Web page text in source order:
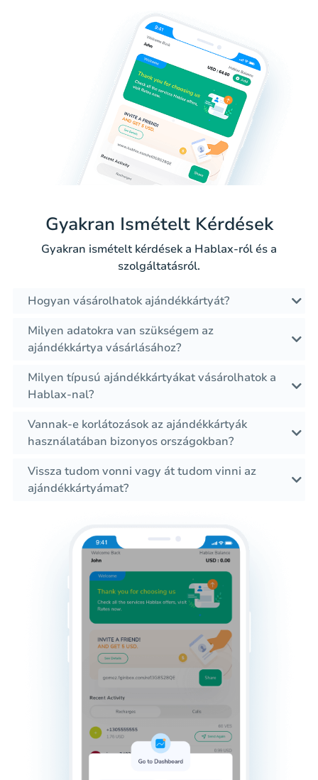
Gyakran Ismételt Kérdések
Gyakran ismételt kérdések a Hablax-ról és a
szolgáltatásról.
Hogyan vásárolhatok ajándékkártyát?
Milyen adatokra van szükségem az
ajándékkártya vásárlásához?
Milyen típusú ajándékkártyákat vásárolhatok a
Hablax-nal?
Vannak-e korlátozások az ajándékkártyák
használatában bizonyos országokban?
Vissza tudom vonni vagy át tudom vinni az
ajándékkártyámat?